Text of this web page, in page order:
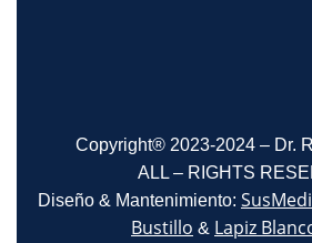
Copyright® 2023-2024 – Dr.
ALL – RIGHTS
Diseño & Mantenimiento:
Bustillo & Lapiz